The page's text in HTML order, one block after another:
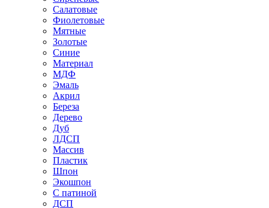
Салатовые
Фиолетовые
Мятные
Золотые
Синие
Материал
МДФ
Эмаль
Акрил
Береза
Дерево
Дуб
ЛДСП
Массив
Пластик
Шпон
Экошпон
С патиной
ДСП